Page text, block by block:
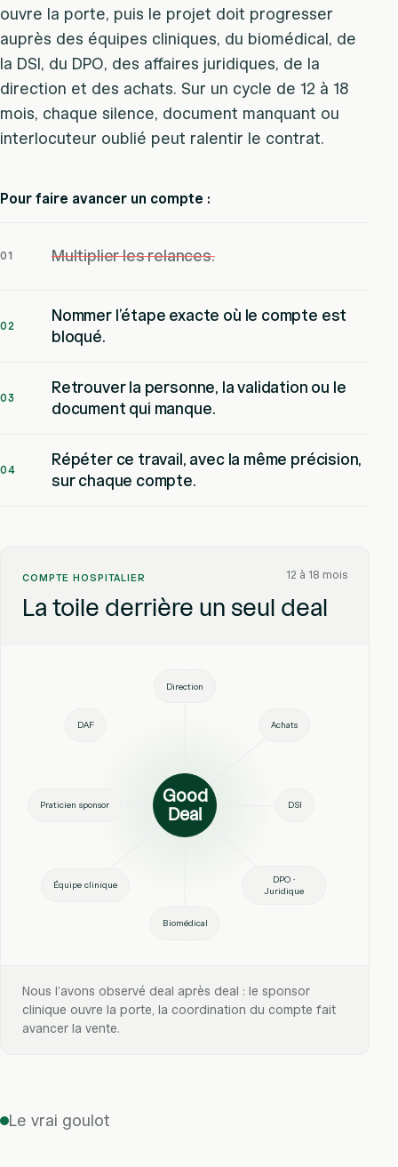
ouvre la porte, puis le projet doit progresser
auprès des équipes cliniques, du biomédical, de
la DSI, du DPO, des affaires juridiques, de la
direction et des achats. Sur un cycle de 12 à 18
mois, chaque silence, document manquant ou
interlocuteur oublié peut ralentir le contrat.
Pour faire avancer un compte :
01 Multiplier les relances.
02
Nommer l’étape exacte où le compte est
bloqué.
03
Retrouver la personne, la validation ou le
document qui manque.
04
Répéter ce travail, avec la même précision,
sur chaque compte.
COMPTE HOSPITALIER
La toile derrière un seul deal
12 à 18 mois
Direction
DAF Achats
Praticien sponsor
Good
Deal
DSI
Équipe clinique
DPO ·
Juridique
Biomédical
Nous l’avons observé deal après deal : le sponsor
clinique ouvre la porte, la coordination du compte fait
avancer la vente.
Le vrai goulot